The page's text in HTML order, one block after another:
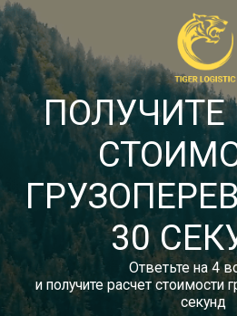
8
Звонок
ПОЛУЧИТЕ
30
Ответьте на 4
и получите расчет стоимости
секунд